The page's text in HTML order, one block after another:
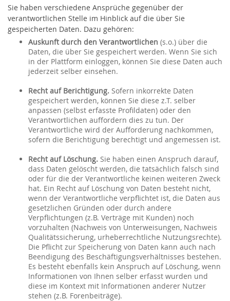
Sie haben verschiedene Ansprüche gegenüber der
verantwortlichen Stelle im Hinblick auf die über Sie
gespeicherten Daten. Dazu gehören:
Auskunft durch den Verantwortlichen (s.o.) über die
Daten, die über Sie gespeichert werden. Wenn Sie sich
in der Plattform einloggen, können Sie diese Daten auch
jederzeit selber einsehen.
Recht auf Berichtigung. Sofern inkorrekte Daten
gespeichert werden, können Sie diese z.T. selber
anpassen (selbst erfasste Profildaten) oder den
Verantwortlichen auffordern dies zu tun. Der
Verantwortliche wird der Aufforderung nachkommen,
sofern die Berichtigung berechtigt und angemessen ist.
Recht auf Löschung. Sie haben einen Anspruch darauf,
dass Daten gelöscht werden, die tatsächlich falsch sind
oder für die der Verantwortliche keinen weiteren Zweck
hat. Ein Recht auf Löschung von Daten besteht nicht,
wenn der Verantwortliche verpflichtet ist, die Daten aus
gesetzlichen Gründen oder durch andere
Verpflichtungen (z.B. Verträge mit Kunden) noch
vorzuhalten (Nachweis von Unterweisungen, Nachweis
Qualitätssicherung, urheberrechtliche Nutzungsrechte).
Die Pflicht zur Speicherung von Daten kann auch nach
Beendigung des Beschäftigungsverhältnisses bestehen.
Es besteht ebenfalls kein Anspruch auf Löschung, wenn
Informationen von Ihnen selber erfasst wurden und
diese im Kontext mit Informationen anderer Nutzer
stehen (z.B. Forenbeiträge).